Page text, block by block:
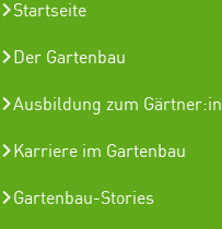
Startseite
Der Gartenbau
Ausbildung zum Gärtner:in
Karriere im Gartenbau
Gartenbau-Stories